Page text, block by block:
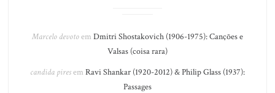
Marcelo devotoem Dmitri Shostakovich (1906-1975): Canções e
Valsas (coisa rara)
candida piresem Ravi Shankar (1920-2012) & Philip Glass (1937):
Passages